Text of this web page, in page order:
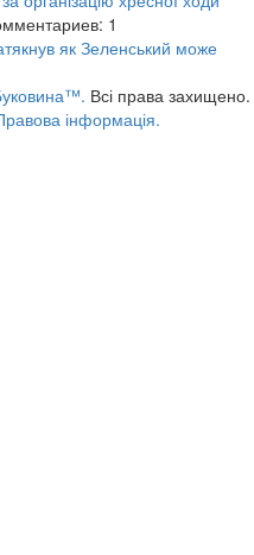
1
як Зеленський може
Всі права захищено.
інформація.